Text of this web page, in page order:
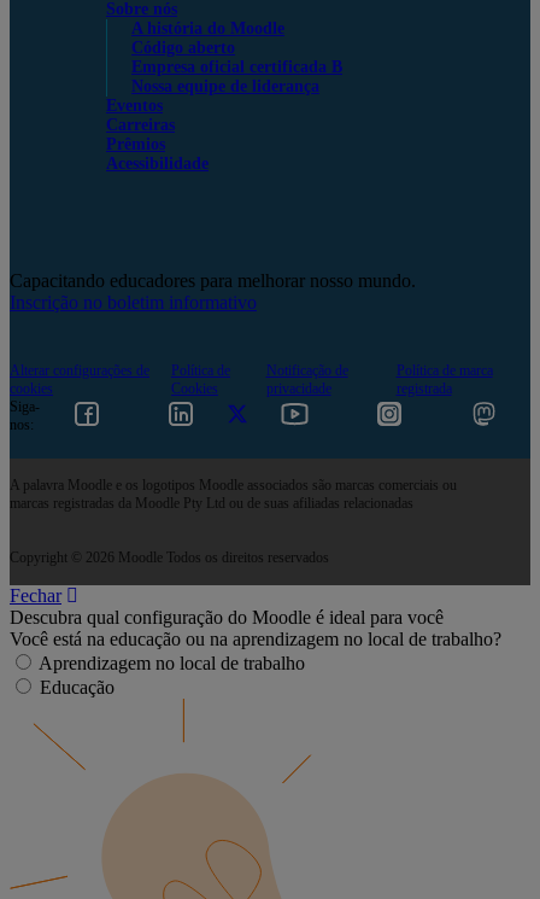
Sobre nós
A história do Moodle
Código aberto
Empresa oficial certificada B
Nossa equipe de liderança
Eventos
Carreiras
Prêmios
Acessibilidade
Capacitando educadores para melhorar nosso mundo.
Inscrição no boletim informativo
Alterar configurações de
cookies
Política de
Cookies
Notificação de
privacidade
Política de marca
registrada
Siga-
nos:
A palavra Moodle e os logotipos Moodle associados são marcas comerciais ou
marcas registradas da Moodle Pty Ltd ou de suas afiliadas relacionadas
Copyright © 2026 Moodle Todos os direitos reservados
Fechar
Descubra qual configuração do Moodle é ideal para você
Você está na educação ou na aprendizagem no local de trabalho?
Aprendizagem no local de trabalho
Educação